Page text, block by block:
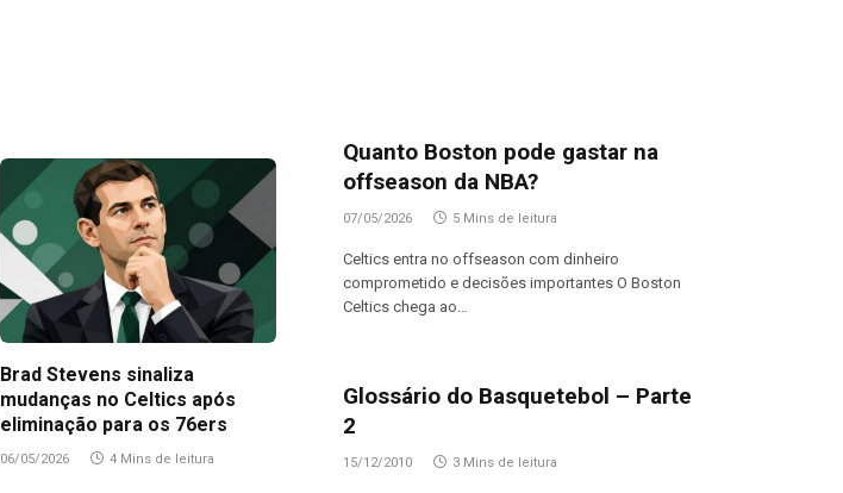
Brad Stevens sinaliza
mudanças no Celtics após
eliminação para os 76ers
06/05/2026 4 Mins de leitura
Quanto Boston pode gastar na
offseason da NBA?
07/05/2026 5 Mins de leitura
Celtics entra no offseason com dinheiro
comprometido e decisões importantes O Boston
Celtics chega ao…
Glossário do Basquetebol – Parte
2
15/12/2010 3 Mins de leitura